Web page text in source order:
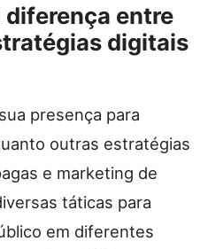
entre
digitais
presença para
outras estratégias
e marketing de
táticas para
em diferentes